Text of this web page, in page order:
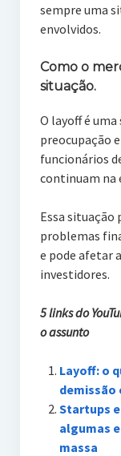
sempre uma
envolvidos.
Como o
situação.
O layoff é
preocupação
funcionários
continuam na
Essa situação
problemas
e pode afetar
investidores.
5 links do
o assunto
Layoff: o
demissão
Startups
algumas
massa